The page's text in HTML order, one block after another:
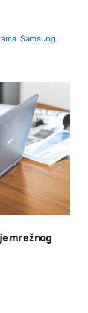
, Samsung
mrežnog